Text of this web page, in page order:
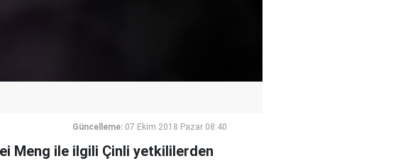
Güncelleme: 07 Ekim 2018 Pazar 08:40
Meng ile ilgili Çinli yetkililerden